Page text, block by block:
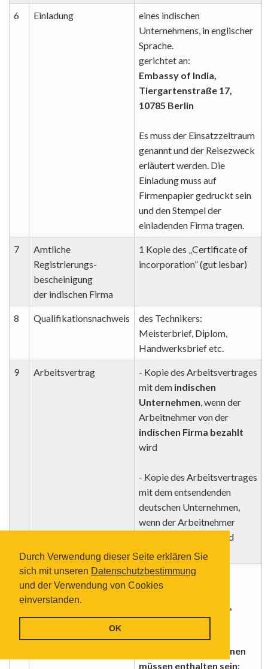
Durch Verwendung dieser Seite erklären Sie
sich mit unseren Datenschutzbestimmung
und der Verwendung von Cookies
einverstanden.
OK
6 Einladung
eines indischen
Unternehmens, in englischer
Sprache.
gerichtet an:
Embassy of India,
Tiergartenstraße 17,
10785 Berlin
Es muss der Einsatzzeitraum
genannt und der Reisezweck
erläutert werden. Die
Einladung muss auf
Firmenpapier gedruckt sein
und den Stempel der
einladenden Firma tragen.
7
Amtliche
Registrierungs-
bescheinigung
der indischen Firma
1 Kopie des „Certificate of
incorporation” (gut lesbar)
8 Qualifikationsnachweis
des Technikers:
Meisterbrief, Diplom,
Handwerksbrief etc.
9 Arbeitsvertrag
- Kopie des Arbeitsvertrages
mit dem indischen
Unternehmen, wenn der
Arbeitnehmer von der
indischen Firma bezahlt
wird
- Kopie des Arbeitsvertrages
mit dem entsendenden
deutschen Unternehmen,
wenn der Arbeitnehmer
weiter aus Deutschland
bezahlt wird
10
Firmenschreiben
des deutschen
Unternehmens
gerichtet an:
Embassy of India,
Tiergartenstraße 17,
10785 Berlin
Folgende Informationen
müssen enthalten sein: